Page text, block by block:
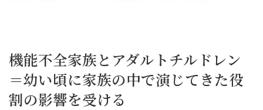
機能不全家族とアダルトチルドレン
＝幼い頃に家族の中で演じてきた役
割の影響を受ける